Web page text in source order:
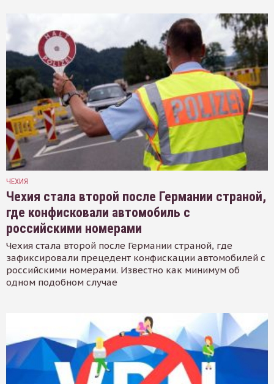
ЧЕХИЯ
Чехия стала второй после Германии страной,
где конфисковали автомобиль с
российскими номерами
Чехия стала второй после Германии страной, где
зафиксировали прецедент конфискации автомобилей с
российскими номерами. Известно как минимум об
одном подобном случае